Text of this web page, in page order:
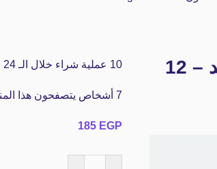
باليت بلاشر كريمي و بودر مايت سينما الجديد – 12
10 عملية شراء خلال الـ 24 ساعة الماضية
7 أشخاص يتصفحون هذا
185 EGP